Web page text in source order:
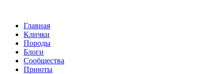
Главная
Клички
Породы
Блоги
Сообщества
Приюты